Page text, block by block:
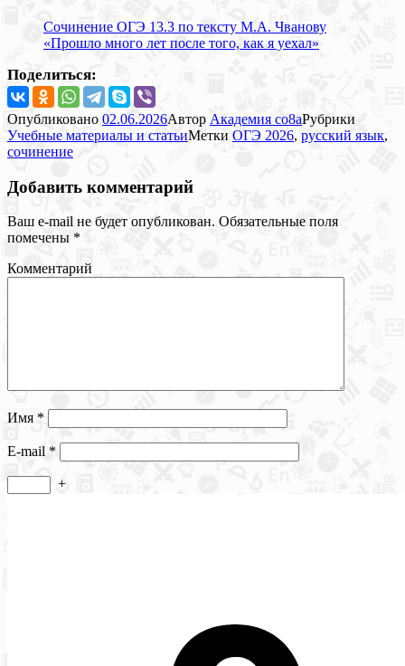
Сочинение ОГЭ 13.3 по тексту М.А. Чванову
«Прошло много лет после того, как я уехал»
Поделиться:
Опубликовано 02.06.2026Автор Академия co8aРубрики
Учебные материалы и статьиМетки ОГЭ 2026, русский язык,
сочинение
Добавить комментарий
Ваш e-mail не будет опубликован. Обязательные поля
помечены *
Комментарий
Имя *
E-mail *
+